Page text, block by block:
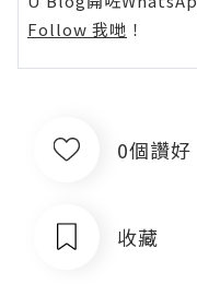
Follow 我哋 ！
0個讚好
收藏